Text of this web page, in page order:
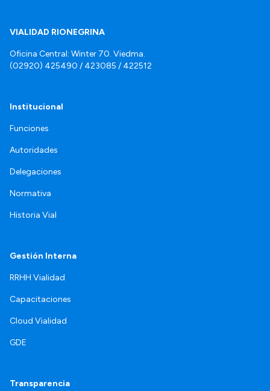
VIALIDAD RIONEGRINA
Oficina Central: Winter 70. Viedma.
(02920) 425490 / 423085 / 422512
Institucional
Funciones
Autoridades
Delegaciones
Normativa
Historia Vial
Gestión Interna
RRHH Vialidad
Capacitaciones
Cloud Vialidad
GDE
Transparencia